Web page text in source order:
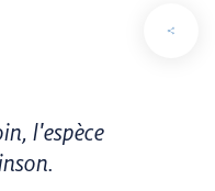
l'espèce